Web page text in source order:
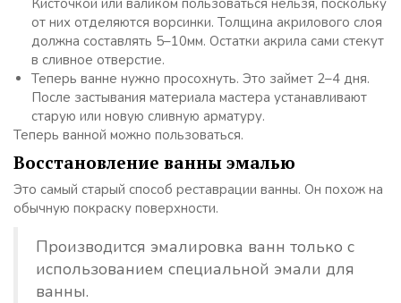
Кисточкой или валиком пользоваться нельзя, поскольку
от них отделяются ворсинки. Толщина акрилового слоя
должна составлять 5–10мм. Остатки акрила сами стекут
в сливное отверстие.
Теперь ванне нужно просохнуть. Это займет 2–4 дня.
После застывания материала мастера устанавливают
старую или новую сливную арматуру.
Теперь ванной можно пользоваться.
Восстановление ванны эмалью
Это самый старый способ реставрации ванны. Он похож на
обычную покраску поверхности.
Производится эмалировка ванн только с
использованием специальной эмали для
ванны.